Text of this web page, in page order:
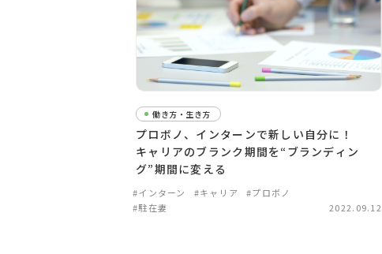
働き方・生き方
プロボノ、インターンで新しい自分に！
キャリアのブランク期間を“ブランディン
グ”期間に変える
#インターン #キャリア
#プロボノ
#駐在妻
2022.09.12